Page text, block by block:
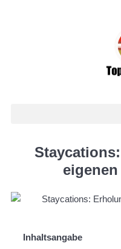
Inhaltsangabe